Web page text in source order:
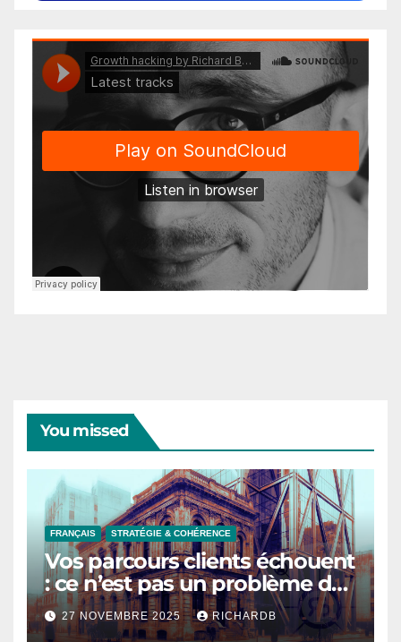
You missed
FRANÇAIS STRATÉGIE & COHÉRENCE
Vos parcours clients échouent
: ce n’est pas un problème de
design, c’est un problème de
temps
27 NOVEMBRE 2025 RICHARDB